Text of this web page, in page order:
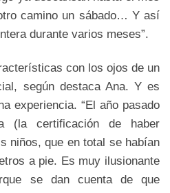
camino un sábado… Y así
durante varios meses”.
con los ojos de un
según destaca Ana. Y es
experiencia. “El año pasado
(la certificación de haber
niños, que en total se habían
a pie. Es muy ilusionante
se dan cuenta de que